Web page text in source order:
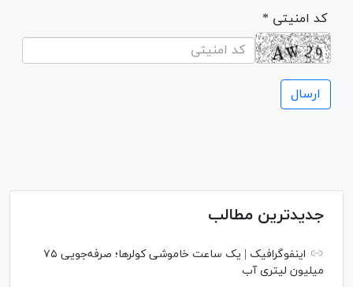
* کد امنیتی
جدیدترین مطالب
اینفوگرافیک | یک ساعت خاموشی کولرها؛ صرفه‌جویی ۷۵
میلیون لیتری آب